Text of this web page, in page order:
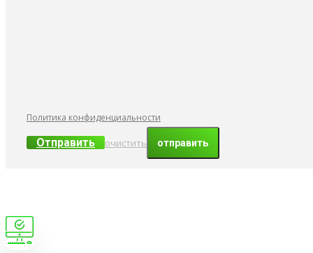
Политика конфиденциальности
Отправить очистить